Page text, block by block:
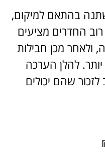
בהתאם למיקום,
החדרים מציעים
ולאחר מכן חבילות
להלן הערכה
שהם יכולים